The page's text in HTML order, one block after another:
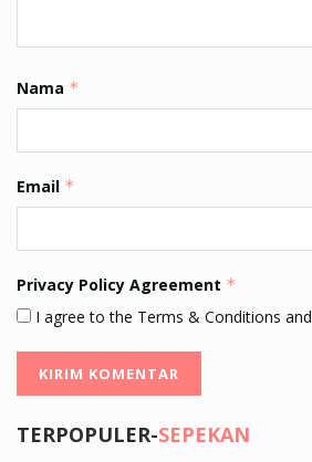
Nama *
Email *
Privacy Policy Agreement *
I agree to the Terms & Conditions and
TERPOPULER-SEPEKAN